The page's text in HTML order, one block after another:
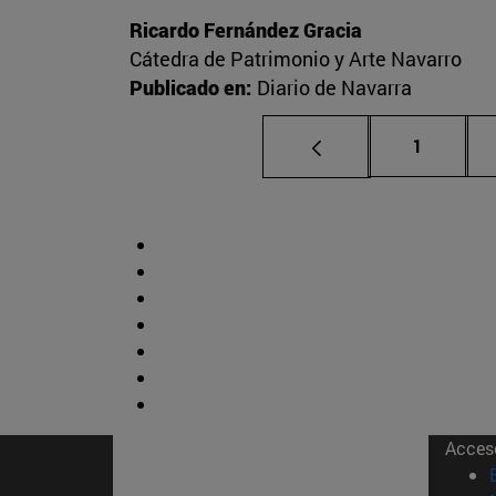
Ricardo Fernández Gracia
Cátedra de Patrimonio y Arte Navarro
Publicado en: Diario de Navarra
Página
1